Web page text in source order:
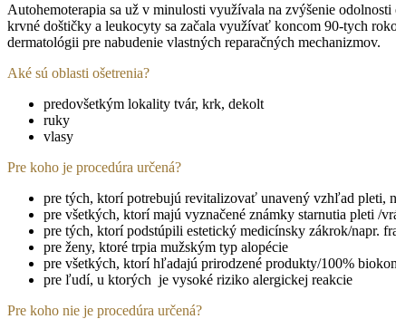
Autohemoterapia sa už v minulosti využívala na zvýšenie
krvné doštičky a leukocyty sa začala využívať koncom 90-tych
dermatológii pre nabudenie vlastných reparačných mechanizmov.
Aké sú oblasti ošetrenia?
predovšetkým lokality tvár, krk, dekolt
ruky
vlasy
Pre koho je procedúra určená?
pre tých, ktorí potrebujú revitalizovať unavený vzhľad pleti,
pre všetkých, ktorí majú vyznačené známky starnutia pleti /
pre tých, ktorí podstúpili estetický medicínsky zákrok/napr.
pre ženy, ktoré trpia mužským typ alopécie
pre všetkých, ktorí hľadajú prirodzené produkty/100%
pre ľudí, u ktorých je vysoké riziko alergickej reakcie
Pre koho nie je procedúra určená?